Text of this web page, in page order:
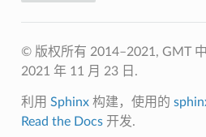
© 版权所有 2014–2021, GMT
2021 年 11 月 23 日.
利用 Sphinx构建，使用的
Read the Docs开发.